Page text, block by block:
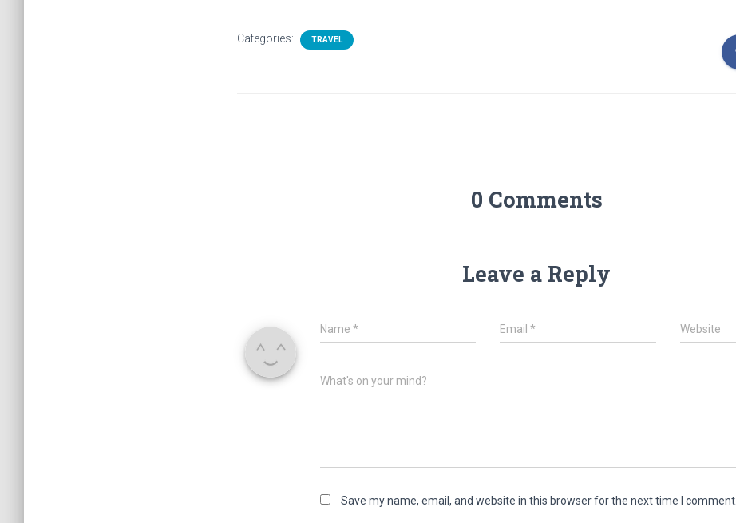
Categories: TRAVEL
0 Comments
Leave a Reply
Name * Email* Website
What's on your mind?
Save my name, email, and website in this browser for the next time I comment.